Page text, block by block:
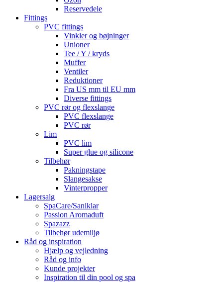
Reservedele
Fittings
PVC fittings
Vinkler og bøjninger
Unioner
Tee / Y / kryds
Muffer
Ventiler
Reduktioner
Fra US mm til EU mm
Diverse fittings
PVC rør og flexslange
PVC flexslange
PVC rør
Lim
PVC lim
Super glue og silicone
Tilbehør
Pakningstape
Slangesakse
Vinterpropper
Lagersalg
SpaCare/Saniklar
Passion Aromaduft
Spazazz
Tilbehør udemiljø
Råd og inspiration
Hjælp og vejledning
Råd og info
Kunde projekter
Inspiration til din pool og spa